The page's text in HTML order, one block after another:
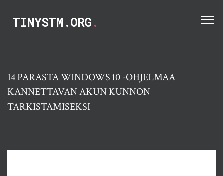
TINYSTM.ORG.
14 PARASTA WINDOWS 10 -OHJELMAA
KANNETTAVAN AKUN KUNNON
TARKISTAMISEKSI